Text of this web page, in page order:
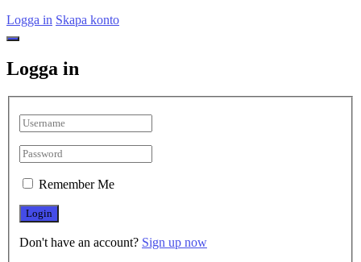
Logga in Skapa konto
Logga in
Remember Me
Don't have an account? Sign up now